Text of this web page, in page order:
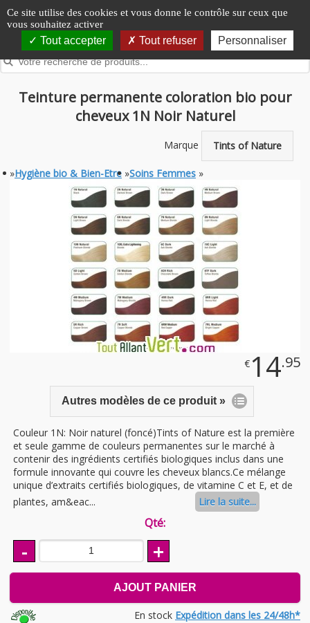
Panneau de gestion des cookies
Ce site utilise des cookies et vous donne le contrôle sur ceux que
vous souhaitez activer
Tout accepter Tout refuser Personnaliser
Teinture permanente coloration bio pour
cheveux 1N Noir Naturel
Marque Tints of Nature
»Hygiène bio & Bien-Etre »Soins Femmes »
€ 14.95
Autres modèles de ce produit »
Couleur 1N: Noir naturel (foncé)Tints of Nature est la première
et seule gamme de couleurs permanentes sur le marché à
contenir des ingrédients certifiés biologiques inclus dans une
formule innovante qui couvre les cheveux blancs.Ce mélange
unique d’extraits certifiés biologiques, de vitamine C et E, et de
plantes, am&eac...
Lire la suite...
Qté:
- +
AJOUT PANIER
En stock Expédition dans les 24/48h*